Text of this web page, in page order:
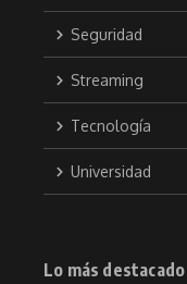
Seguridad
Streaming
Tecnología
Universidad
Lo más destacado